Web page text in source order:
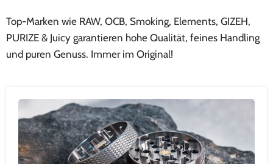
Top-Marken wie RAW, OCB, Smoking, Elements, GIZEH,
PURIZE & Juicy garantieren hohe Qualität, feines Handling
und puren Genuss. Immer im Original!